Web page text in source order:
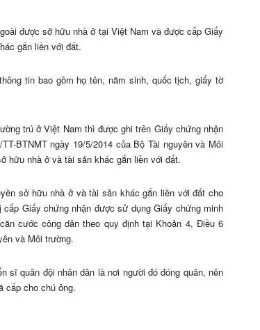
được sở hữu nhà ở tại Việt Nam và được cấp Giấy
gắn liền với đất.
tin bao gồm họ tên, năm sinh, quốc tịch, giấy tờ
trú ở Việt Nam thì được ghi trên Giấy chứng nhận
BTNMT ngày 19/5/2014 của Bộ Tài nguyên và Môi
hữu nhà ở và tài sản khác gắn liền với đất.
sở hữu nhà ở và tài sản khác gắn liền với đất cho
Giấy chứng nhận được sử dụng Giấy chứng minh
cước công dân theo quy định tại Khoản 4, Điều 6
và Môi trường.
quân đội nhân dân là nơi người đó đóng quân, nên
cấp cho chú ông.